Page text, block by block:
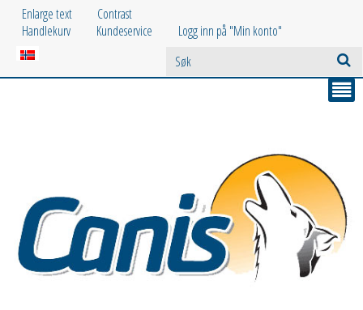
Enlarge text
Contrast
Handlekurv
Kundeservice Logg inn på "Min konto"